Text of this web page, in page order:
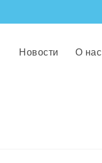
Новости О нас